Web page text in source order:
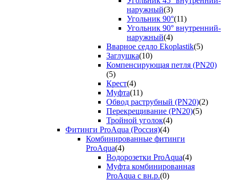
наружный(3)
Угольник 90°(11)
Угольник 90° внутренний-
наружный(4)
Вварное седло Ekoplastik(5)
Заглушка(10)
Компенсирующая петля (PN20)
(5)
Крест(4)
Муфта(11)
Обвод раструбный (PN20)(2)
Перекрещивание (PN20)(5)
Тройной уголок(4)
Фитинги ProAqua (Россия)(4)
Комбинированные фитинги
ProAqua(4)
Водорозетки ProAqua(4)
Муфта комбинированная
ProAqua с вн.р.(0)